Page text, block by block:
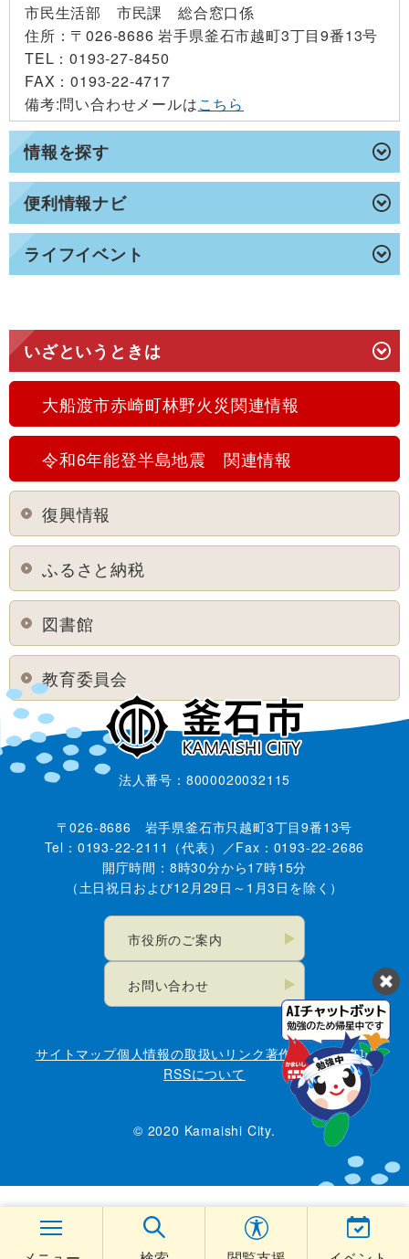
情報を探す
便利情報ナビ
ライフイベント
市民生活部 市民課 総合窓口係
住所： 〒026-8686 岩手県釜石市越町3丁目9番13号
TEL：0193-27-8450
FAX：0193-22-4717
備考:問い合わせメールはこちら
いざというときは
大船渡市赤崎町林野火災関連情報
令和6年能登半島地震 関連情報
復興情報
ふるさと納税
図書館
教育委員会
法人番号：8000020032115
〒026-8686 岩手県釜石市只越町3丁目9番13号
Tel：0193-22-2111（代表）／Fax：0193-22-2686
開庁時間：8時30分から17時15分
（土日祝日および12月29日～1月3日を除く）
市役所のご案内
お問い合わせ
サイトマップ個人情報の取扱い リンク著作権・免責事項
RSSについて
© 2020 Kamaishi City.